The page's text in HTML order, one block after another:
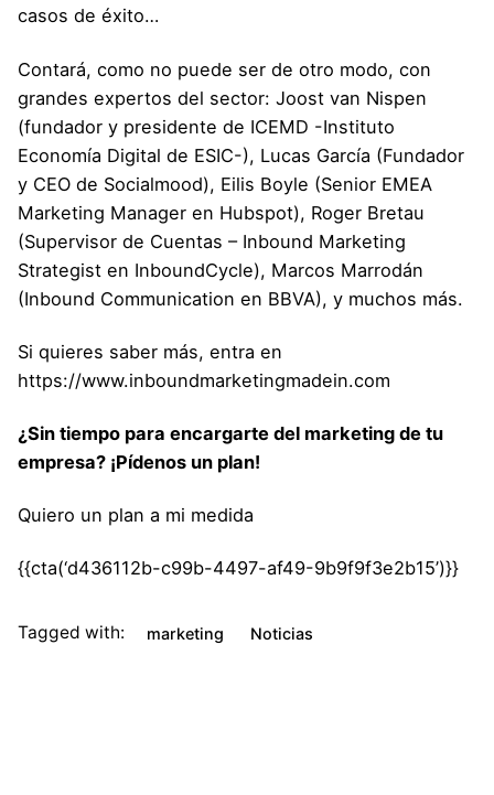
casos de éxito…
Contará, como no puede ser de otro modo, con
grandes expertos del sector: Joost van Nispen
(fundador y presidente de ICEMD -Instituto
Economía Digital de ESIC-), Lucas García (Fundador
y CEO de Socialmood), Eilis Boyle (Senior EMEA
Marketing Manager en Hubspot), Roger Bretau
(Supervisor de Cuentas – Inbound Marketing
Strategist en InboundCycle), Marcos Marrodán
(Inbound Communication en BBVA), y muchos más.
Si quieres saber más, entra en
https://www.inboundmarketingmadein.com
¿Sin tiempo para encargarte del marketing de tu
empresa? ¡Pídenos un plan!
Quiero un plan a mi medida
{{cta(‘d436112b-c99b-4497-af49-9b9f9f3e2b15’)}}
Tagged with: marketing Noticias